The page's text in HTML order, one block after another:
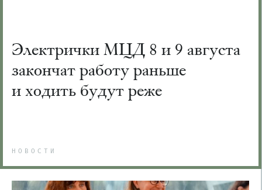
Электрички МЦД 8 и 9 августа
закончат работу раньше
и ходить будут реже
НОВОСТИ